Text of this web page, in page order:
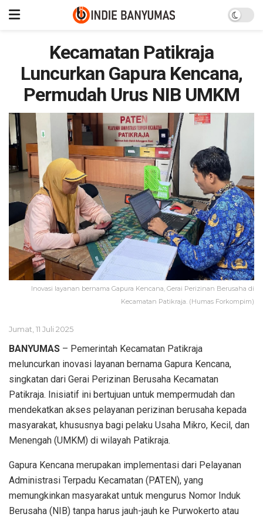
Kecamatan Patikraja
Luncurkan Gapura Kencana,
Permudah Urus NIB UMKM
Inovasi layanan bernama Gapura Kencana, Gerai Perizinan Berusaha di
Kecamatan Patikraja. (Humas Forkompim)
Jumat, 11 Juli 2025
BANYUMAS – Pemerintah Kecamatan Patikraja
meluncurkan inovasi layanan bernama Gapura Kencana,
singkatan dari Gerai Perizinan Berusaha Kecamatan
Patikraja. Inisiatif ini bertujuan untuk mempermudah dan
mendekatkan akses pelayanan perizinan berusaha kepada
masyarakat, khususnya bagi pelaku Usaha Mikro, Kecil, dan
Menengah (UMKM) di wilayah Patikraja.
Gapura Kencana merupakan implementasi dari Pelayanan
Administrasi Terpadu Kecamatan (PATEN), yang
memungkinkan masyarakat untuk mengurus Nomor Induk
Berusaha (NIB) tanpa harus jauh-jauh ke Purwokerto atau